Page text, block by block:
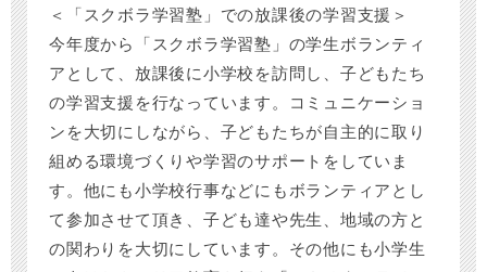
＜「スクボラ学習塾」での放課後の学習支援＞
今年度から「スクボラ学習塾」の学生ボランティ
アとして、放課後に小学校を訪問し、子どもたち
の学習支援を行なっています。コミュニケーショ
ンを大切にしながら、子どもたちが自主的に取り
組める環境づくりや学習のサポートをしていま
す。他にも小学校行事などにもボランティアとし
て参加させて頂き、子ども達や先生、地域の方と
の関わりを大切にしています。その他にも小学生